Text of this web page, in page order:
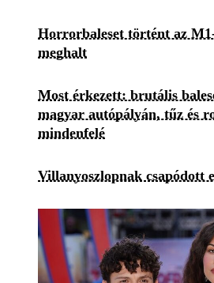
Horrorbaleset történt az
meghalt
Most érkezett: brutális
magyar autópályán, tűz és
mindenfelé
Villanyoszlopnak csapódott